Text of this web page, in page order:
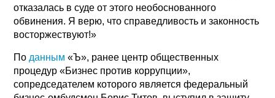
отказалась в суде от этого необоснованного
обвинения. Я верю, что справедливость и законность
восторжествуют!»
По данным «Ъ», ранее центр общественных
процедур «Бизнес против коррупции»,
сопредседателем которого является федеральный